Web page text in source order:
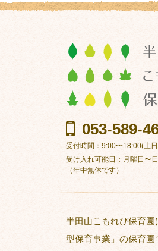
053-589-
受付時間：9:00〜18:00(土
受け入れ可能日：月曜日〜
（年中無休です）
半田山こもれび保育
型保育事業」の保育